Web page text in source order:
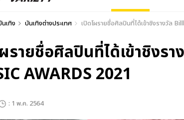
เทิง บันเทิงต่างประเทศ เปิดโผรายชื่อศิลปินที่ได้เข้าชิงรางวัล
รายชื่อศิลปินที่ได้เข้าชิงร
AWARDS 2021
: 1 พ.ค. 2564